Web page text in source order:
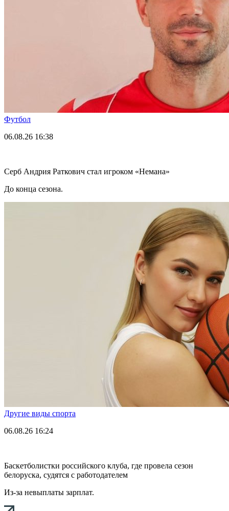
Футбол
06.08.26 16:38
Серб Андрия Раткович стал игроком «Немана»
До конца сезона.
Другие виды спорта
06.08.26 16:24
Баскетболистки российского клуба, где провела сезон
белоруска, судятся с работодателем
Из-за невыплаты зарплат.